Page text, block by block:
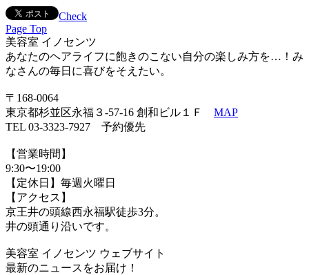
Check
Page Top
美容室 イノセンツ
あなたのヘアライフに飽きのこない自分の楽しみ方を…！み
なさんの毎日に喜びをそえたい。
〒168-0064
東京都杉並区永福３-57-16 創和ビル１Ｆ MAP
TEL 03-3323-7927 予約優先
【営業時間】
9:30〜19:00
【定休日】毎週火曜日
【アクセス】
京王井の頭線西永福駅徒歩3分。
井の頭通り沿いです。
美容室 イノセンツ ウェブサイト
最新のニュースをお届け！